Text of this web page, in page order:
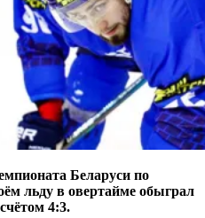
Беларуси по
льду в овертайме обыграл
4:3.